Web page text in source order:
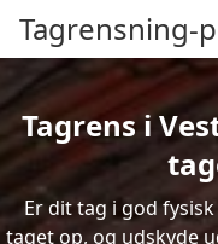
Tagrensning-
Tagrens i
Er dit tag i god
taget op, og udskyde